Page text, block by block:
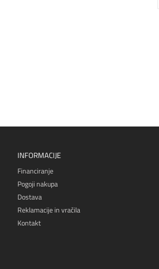
INFORMACIJE
Financiranje
Pogoji nakupa
Dostava
Reklamacije in vračila
Kontakt